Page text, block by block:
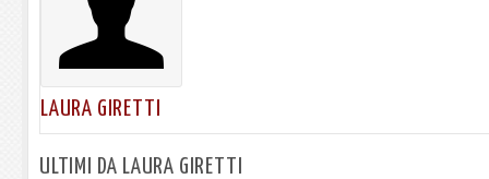
LAURA GIRETTI
ULTIMI DA LAURA GIRETTI